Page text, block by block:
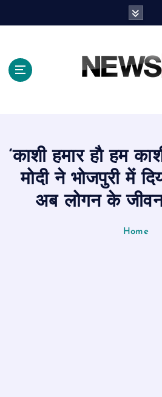
‘काशी हमार हाै हम
मोदी ने भोजपुरी में
अब लोगन के जीवन
Home